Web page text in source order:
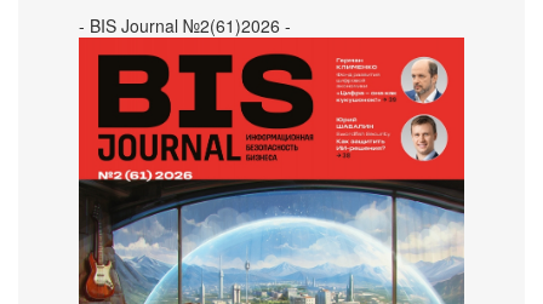
- BIS Journal №2(61)2026 -